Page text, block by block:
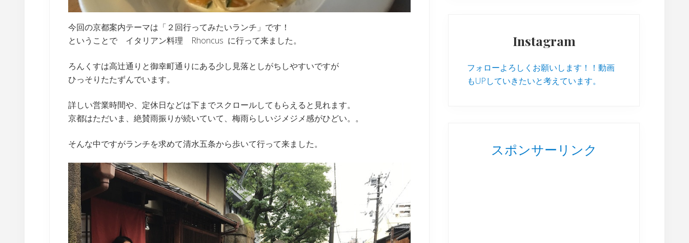
今回の京都案内テーマは「２回行ってみたいランチ」です！
ということで イタリアン料理 Rhoncus に行って来ました。
ろんくすは高辻通りと御幸町通りにある少し見落としがちしやすいですが
ひっそりたたずんでいます。
詳しい営業時間や、定休日などは下までスクロールしてもらえると見れます。
京都はただいま、絶賛雨振りが続いていて、梅雨らしいジメジメ感がひどい。。
そんな中ですがランチを求めて清水五条から歩いて行って来ました。
Instagram
フォローよろしくお願いします！！動画
もUPしていきたいと考えています。
スポンサーリンク